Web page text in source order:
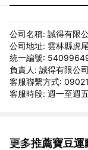
公司名稱: 誠得有限
公司地址: 雲林縣虎
統一編號:
負責人: 誠得有限公司
客服聯繫方式:
客服時段: 週一至週
更多推薦寶豆運
看更多